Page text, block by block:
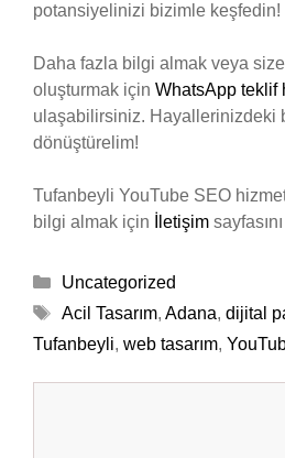
potansiyelinizi bizimle keşfedin!
Daha fazla bilgi almak veya
oluşturmak için WhatsApp teklif
ulaşabilirsiniz. Hayallerinizdeki
dönüştürelim!
Tufanbeyli YouTube SEO
bilgi almak için
İletişim
Kategoriler
Uncategorized
Etiketler
Acil Tasarım, Adana, dijital
Tufanbeyli, web tasarım,